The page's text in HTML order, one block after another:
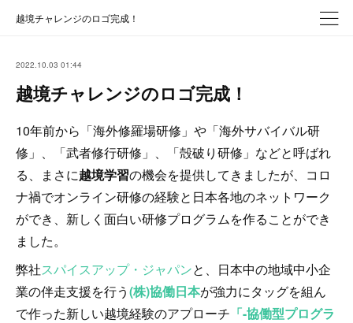
越境チャレンジのロゴ完成！
2022.10.03 01:44
越境チャレンジのロゴ完成！
10年前から「海外修羅場研修」や「海外サバイバル研
修」、「武者修行研修」、「殻破り研修」などと呼ばれ
る、まさに越境学習の機会を提供してきましたが、コロ
ナ禍でオンライン研修の経験と日本各地のネットワーク
ができ、新しく面白い研修プログラムを作ることができ
ました。
弊社スパイスアップ・ジャパンと、日本中の地域中小企
業の伴走支援を行う(株)協働日本が強力にタッグを組ん
で作った新しい越境経験のアプローチ 「-協働型プログラ